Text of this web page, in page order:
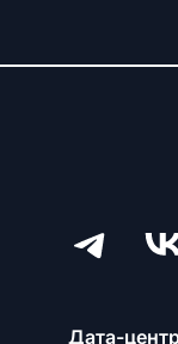
Дата-